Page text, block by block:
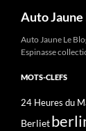
Auto Jaune
Auto Jaune Le
Espinasse
MOTS-CLEFS
24 Heures du
Berliet